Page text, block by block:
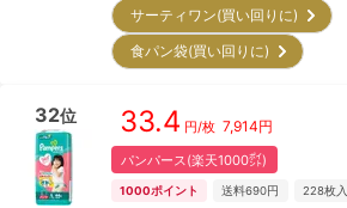
サーティワン(買い回りに)
食パン袋(買い回りに)
32位 33.4 円/枚 7,914円
パンパース(楽天1000㌽)
1000ポイント 送料690円 228枚入